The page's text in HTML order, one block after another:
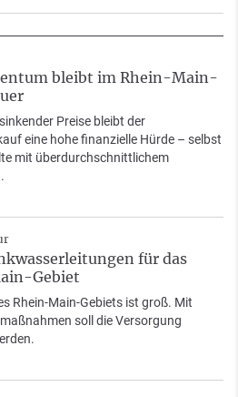
bleibt im Rhein-Main-
Preise bleibt der
eine hohe finanzielle Hürde – selbst
mit überdurchschnittlichem
für das
Gebiet
Rhein-Main-Gebiets ist groß. Mit
soll die Versorgung